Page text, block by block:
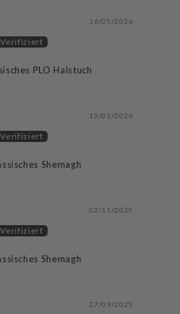
16/05/2026
PLO Halstuch
15/01/2026
Shemagh
02/11/2025
Shemagh
27/09/2025